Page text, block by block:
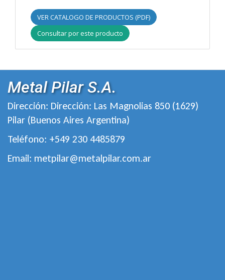
VER CATALOGO DE PRODUCTOS (PDF)
Consultar por este producto
Metal Pilar S.A.
Dirección: Dirección: Las Magnolias 850 (1629)
Pilar (Buenos Aires Argentina)
Teléfono: +549 230 4485879
Email: metpilar@metalpilar.com.ar